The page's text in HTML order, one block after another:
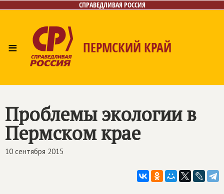
СПРАВЕДЛИВАЯ РОССИЯ
≡ ПЕРМСКИЙ КРАЙ
Дайджест
Проблемы экологии в
Пермском крае
10 сентября 2015